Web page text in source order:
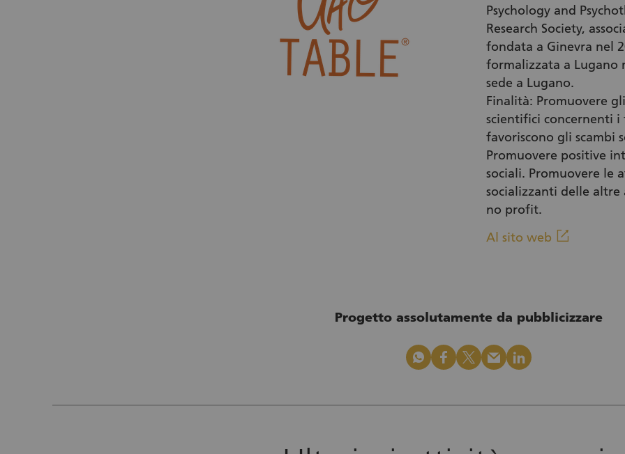
Psychology and
Research Society,
fondata a Ginevra nel
formalizzata a Lugano
sede a Lugano.
Finalità: Promuovere
scientifici concernenti
favoriscono gli scambi
Promuovere positive
sociali. Promuovere le
socializzanti delle altre
no profit.
Al sito web linkout
Progetto assolutamente da pubblicizzare
whatsapp facebook x_logo mail linkedin